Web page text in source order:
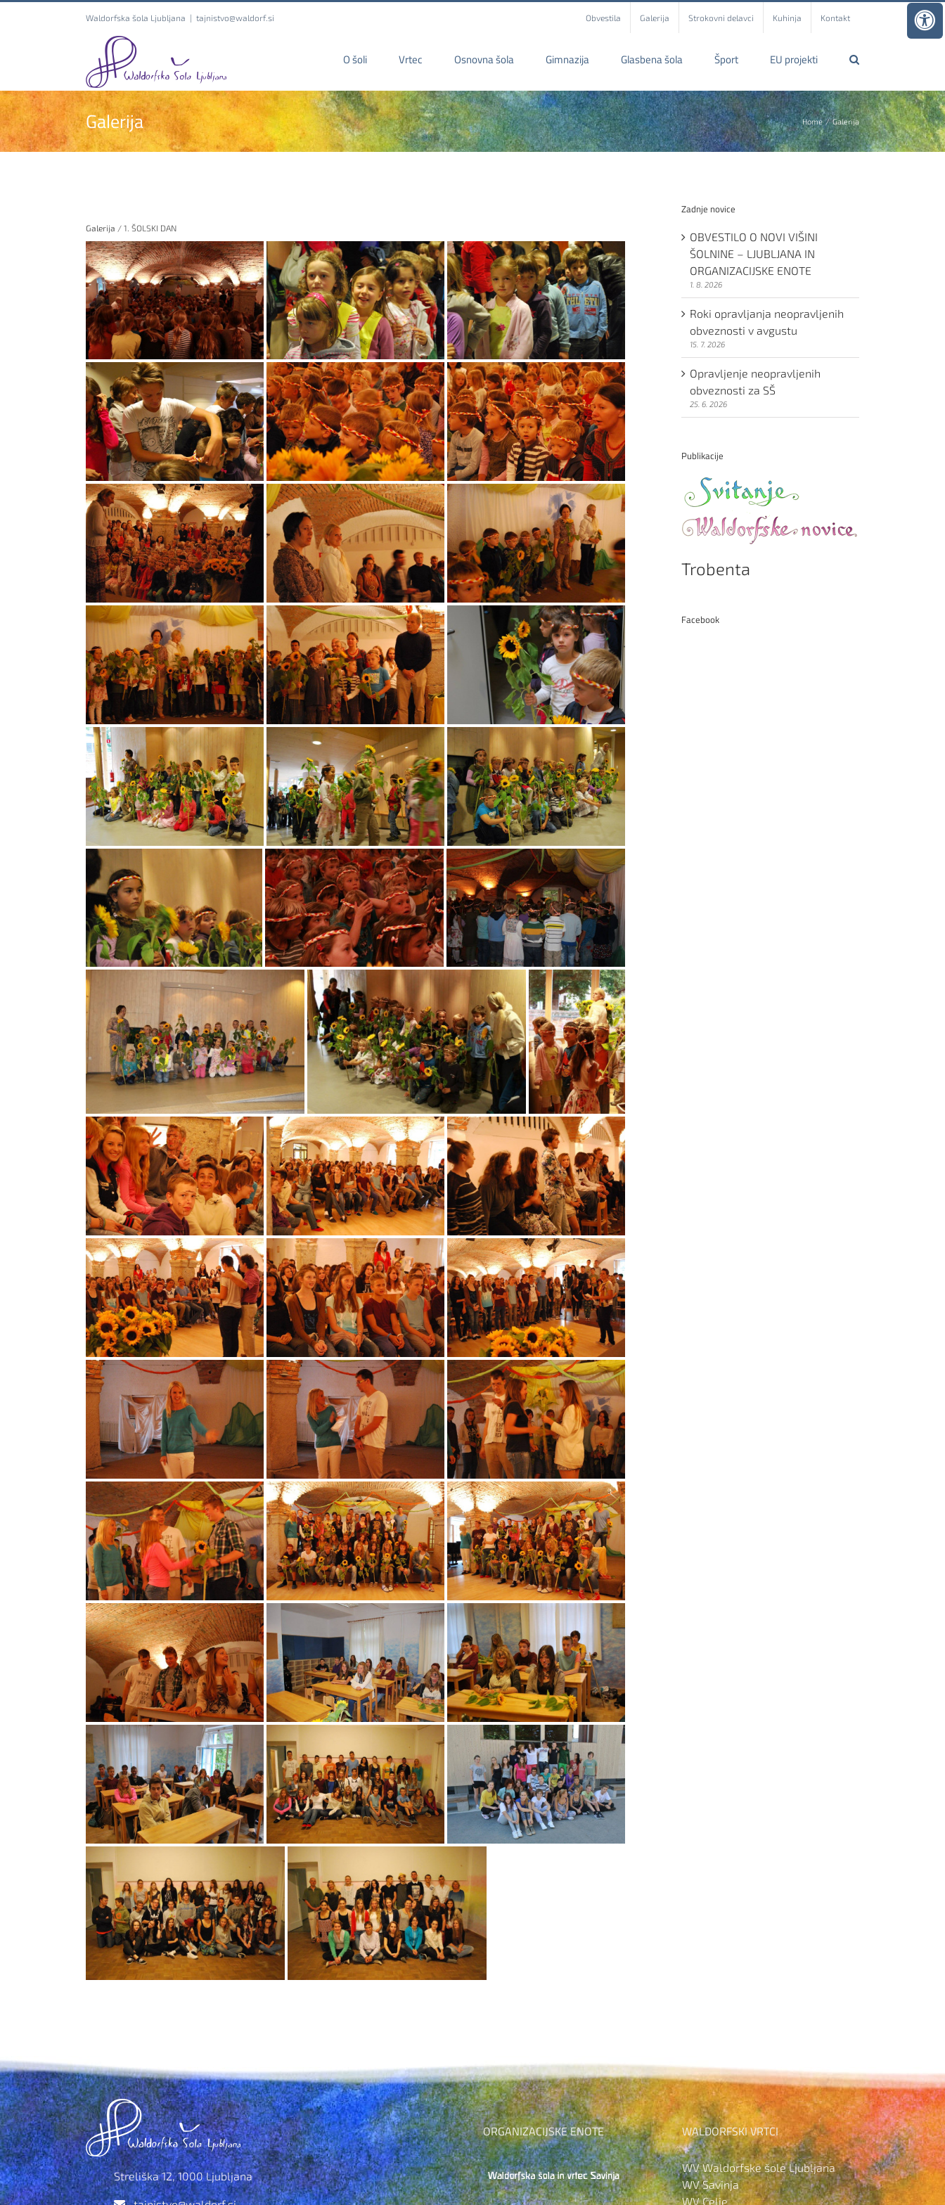
Waldorfska šola Ljubljana | tajnistvo@waldorf.si Obvestila Galerija Strokovni delavci Kuhinja Kontakt
O šoli Vrtec Osnovna šola Gimnazija Glasbena šola Šport EU projekti
Galerija Home Galerija
Galerija / 1. ŠOLSKI DAN
Zadnje novice
OBVESTILO O NOVI VIŠINI
ŠOLNINE – LJUBLJANA IN
ORGANIZACIJSKE ENOTE
1. 8. 2026
Roki opravljanja neopravljenih
obveznosti v avgustu
15. 7. 2026
Opravljenje neopravljenih
obveznosti za SŠ
25. 6. 2026
Publikacije
Trobenta
Facebook
Streliška 12, 1000 Ljubljana
ORGANIZACIJSKE ENOTE WALDORFSKI VRTCI
WV Waldorfske šole Ljubljana
WV Savinja
WV Celje